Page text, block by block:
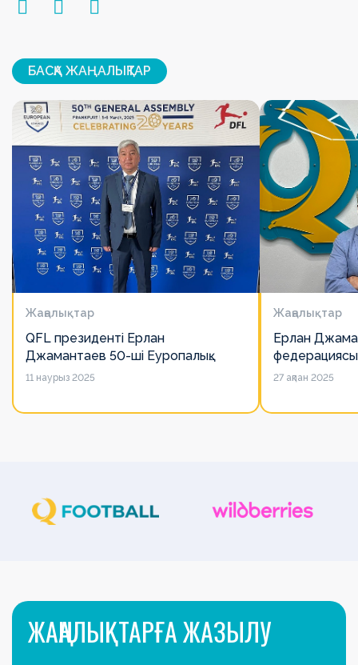
БАСҚА ЖАҢАЛЫҚТАР
Жаңалықтар
QFL президенті Ерлан
Джамантаев 50-ші Еуропалық
лигалар Бас ассамблеясына
11 наурыз 2025
Жаңалықтар
Ерлан
есімін
27 ақпан 2025
ЖАҢАЛЫҚТАРҒА ЖАЗЫЛУ